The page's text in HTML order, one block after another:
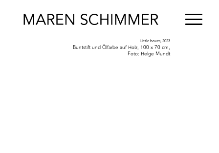
Little boxes, 2023
Buntstift und Ölfarbe auf Holz, 100 x 70 cm,
Foto: Helge Mundt